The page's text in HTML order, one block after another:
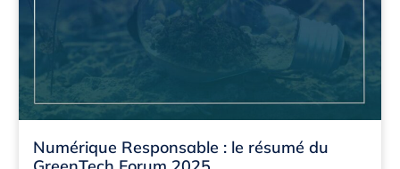
Numérique Responsable : le résumé du